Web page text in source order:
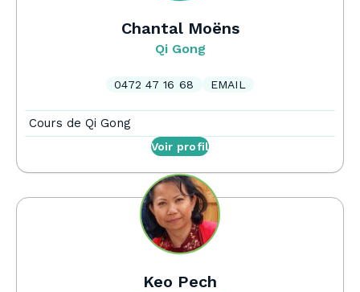
Chantal Moëns
Qi Gong
0472 47 16 68 EMAIL
Cours de Qi Gong
Voir profil
Keo Pech